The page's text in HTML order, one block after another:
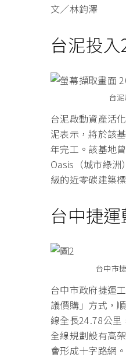
文／林鈞澤
台泥投
台
台泥啟動資產活
泥表示，將於該
年完工。該基地
Oasis（城市綠
級的近零碳建築
台中捷
台中市
台中市政府捷運
議價購」方式，
線全長24.78公里
全線規劃設有高
會形成十字路網。